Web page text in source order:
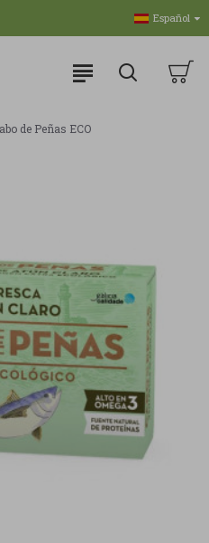
Español
de Peñas ECO